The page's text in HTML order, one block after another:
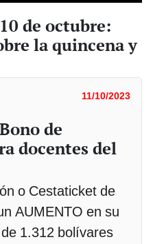
de octubre:
la quincena y
11/10/2023
de
docentes del
o Cestaticket de
AUMENTO en su
1.312 bolívares